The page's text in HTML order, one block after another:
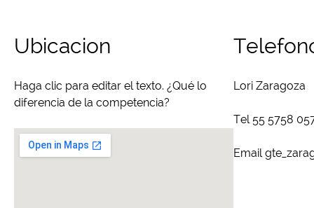
Ubicacion
Haga clic para editar el texto. ¿Qué lo
diferencia de la competencia?
Lori Zaragoza
Tel 55 5758
Email